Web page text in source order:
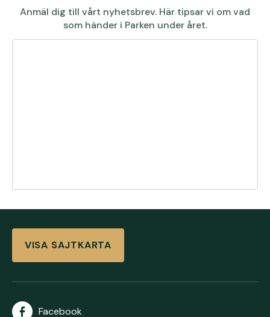
Anmäl dig till vårt nyhetsbrev. Här tipsar vi om vad
som händer i Parken under året.
VISA SAJTKARTA
Facebook